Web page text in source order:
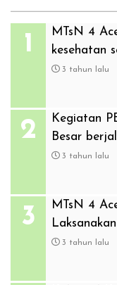
1
MTsN 4
kesehatan
3 tahun lalu
2
Kegiatan
Besar
3 tahun lalu
3
MTsN 4
3 tahun lalu